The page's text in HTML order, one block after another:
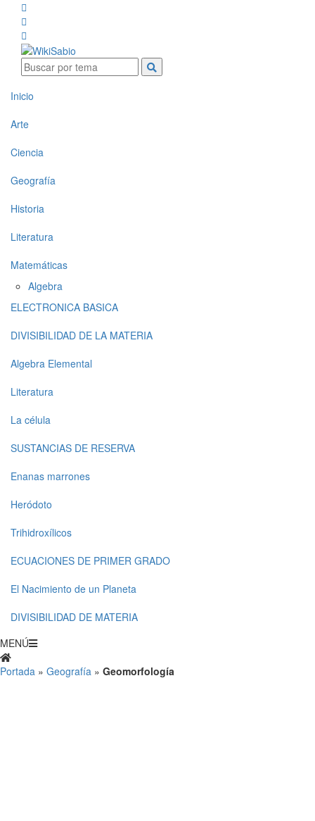
Inicio
Arte
Ciencia
Geografía
Historia
Literatura
Matemáticas
Algebra
ELECTRONICA BASICA
DIVISIBILIDAD DE LA MATERIA
Algebra Elemental
Literatura
La célula
SUSTANCIAS DE RESERVA
Enanas marrones
Heródoto
Trihidroxílicos
ECUACIONES DE PRIMER GRADO
El Nacimiento de un Planeta
DIVISIBILIDAD DE MATERIA
MENÚ
Portada » Geografía » Geomorfología